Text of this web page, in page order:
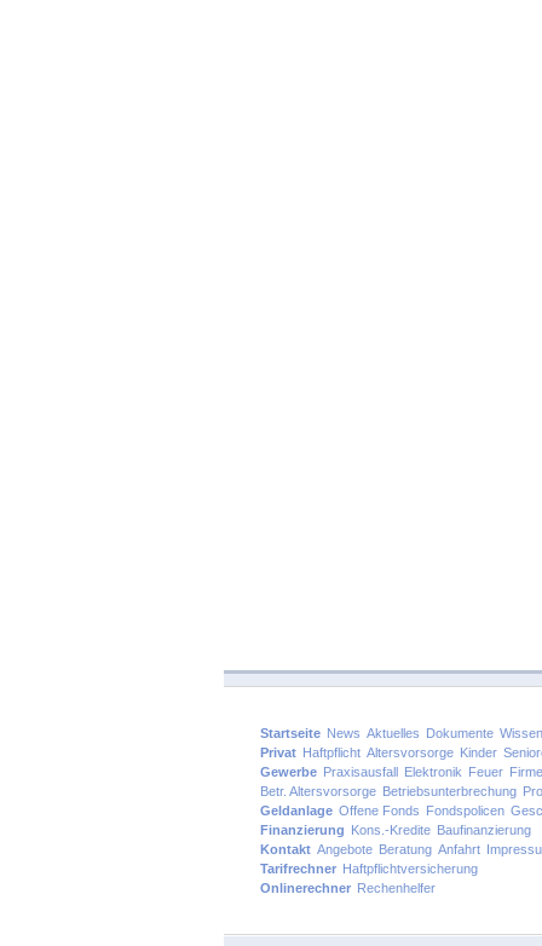
Startseite News Aktuelles Dokumente
Privat Haftpflicht Altersvorsorge Kinder
Gewerbe Praxisausfall Elektronik Feuer
Betr. Altersvorsorge Betriebsunterbrechung
Geldanlage Offene Fonds Fondspolicen
Finanzierung Kons.-Kredite Baufinanzierung
Kontakt Angebote Beratung Anfahrt
Tarifrechner Haftpflichtversicherung
Onlinerechner Rechenhelfer